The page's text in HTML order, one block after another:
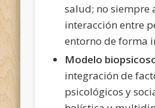
salud; no siempre
interacción entre
entorno de forma
Modelo
integración de
psicológicos y